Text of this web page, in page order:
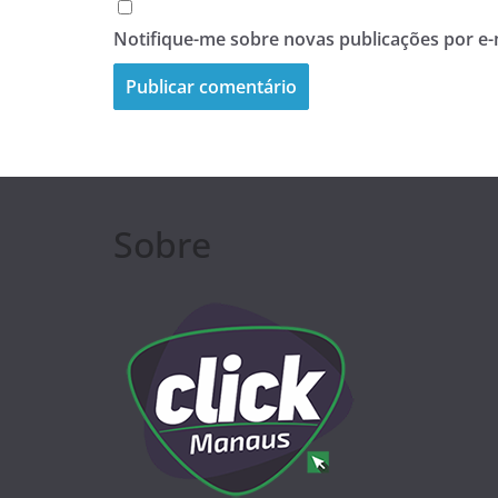
Notifique-me sobre novas publicações por
Sobre